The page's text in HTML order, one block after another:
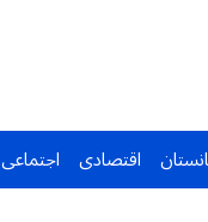
اقتصادی اجتماعی